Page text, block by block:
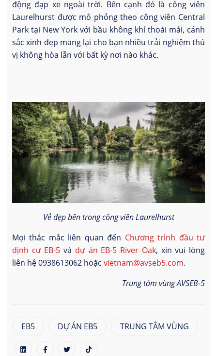
động đạp xe ngoài trời. Bên cạnh đó là công viên
Laurelhurst được mô phỏng theo công viên Central
Park tại New York với bầu không khí thoải mái, cảnh
sắc xinh đẹp mang lại cho bạn nhiều trải nghiệm thú
vị không hòa lẫn với bất kỳ nơi nào khác.
Vẻ đẹp bên trong công viên Laurelhurst
Mọi thắc mắc liên quan đến Chương trình đầu tư
định cư EB-5 và dự án EB-5 River Oak, xin vui lòng
liên hệ 0938613062 hoặc vietnam@avseb5.com.
Trung tâm vùng AVSEB-5
EB5 DỰ ÁN EB5 TRUNG TÂM VÙNG